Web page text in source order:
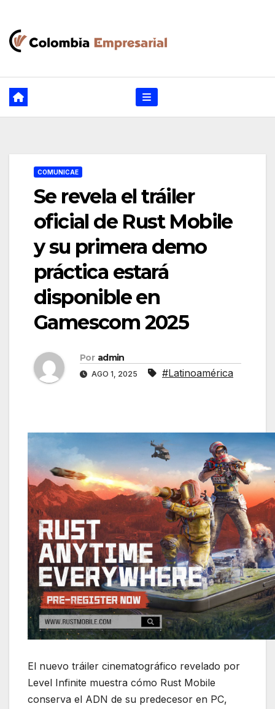
contenido
COMUNICAE
Se revela el tráiler
oficial de Rust Mobile
y su primera demo
práctica estará
disponible en
Gamescom 2025
Por admin
AGO 1, 2025 #Latinoamérica
El nuevo tráiler cinematográfico revelado por
Level Infinite muestra cómo Rust Mobile
conserva el ADN de su predecesor en PC,